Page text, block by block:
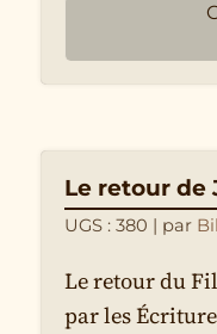
Le retour de
UGS : 380 | par
Le retour du
par les